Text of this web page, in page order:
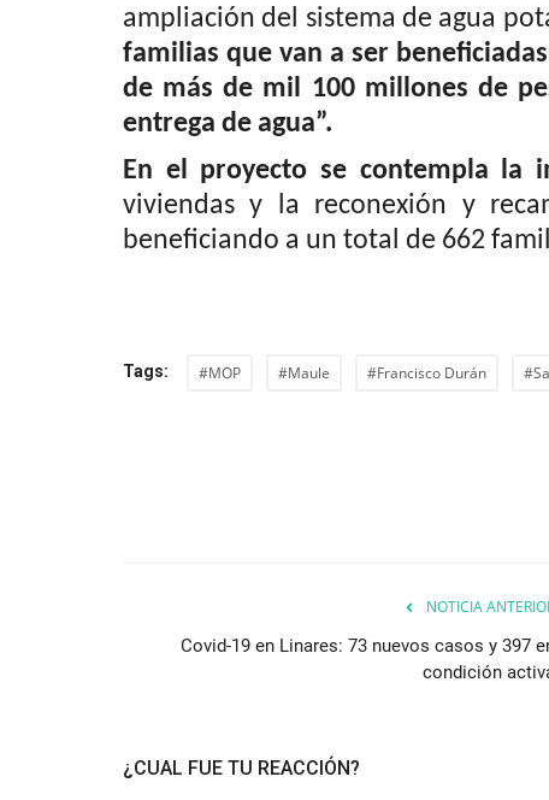
ampliación del sistema de agua
familias que van a ser
de más de mil 100 millones de
entrega de agua”.
En el proyecto se contempla la
viviendas y la reconexión y
beneficiando a un total de 662
Tags: #MOP #Maule #Francisco Durán
NOTICIA
Covid-19 en Linares: 73 nuevos casos y 397
condición
¿CUAL FUE TU REACCIÓN?